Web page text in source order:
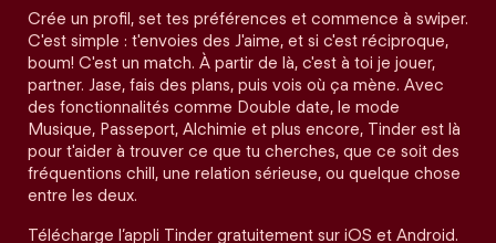
Crée un profil, set tes préférences et commence à swiper.
C'est simple : t'envoies des J'aime, et si c'est réciproque,
boum! C'est un match. À partir de là, c'est à toi je jouer,
partner. Jase, fais des plans, puis vois où ça mène. Avec
des fonctionnalités comme Double date, le mode
Musique, Passeport, Alchimie et plus encore, Tinder est là
pour t'aider à trouver ce que tu cherches, que ce soit des
fréquentions chill, une relation sérieuse, ou quelque chose
entre les deux.
Télécharge l’appli Tinder gratuitement sur iOS et Android.